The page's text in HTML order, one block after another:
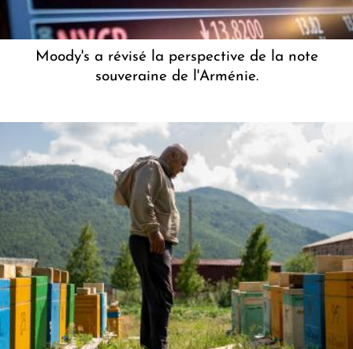
Moody's a révisé la perspective de la note
souveraine de l'Arménie.